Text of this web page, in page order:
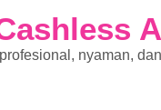
nyaman,